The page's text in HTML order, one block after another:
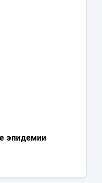
эпидемии